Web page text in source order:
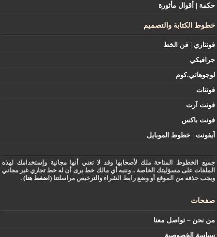
حكمة | أقوال مأثورة
خطوط الكتابة والتصميم
فونتاري | فن الخط
جرافيكي
لوجوهاتي.كوم
فونتات
فونت آرت
فونت باكس
آيفونت | خطوط الموبايل
جميع الخطوط المتاحة ملك لأصحابها وقد لا تعني أنها مجانية وإستخدامك لهذه
الملفات على مسؤليتك الخاصة .. وننبه أي مالك خط يرى أن له خط تجاري غير مجاني
ويجب حذفه من الموقع أو وضع رابط الشراء والترخيص مراسلتنا(اضغط هنا) .
صفحات
من نحن – تواصل معنا
سياسة الخصوصية